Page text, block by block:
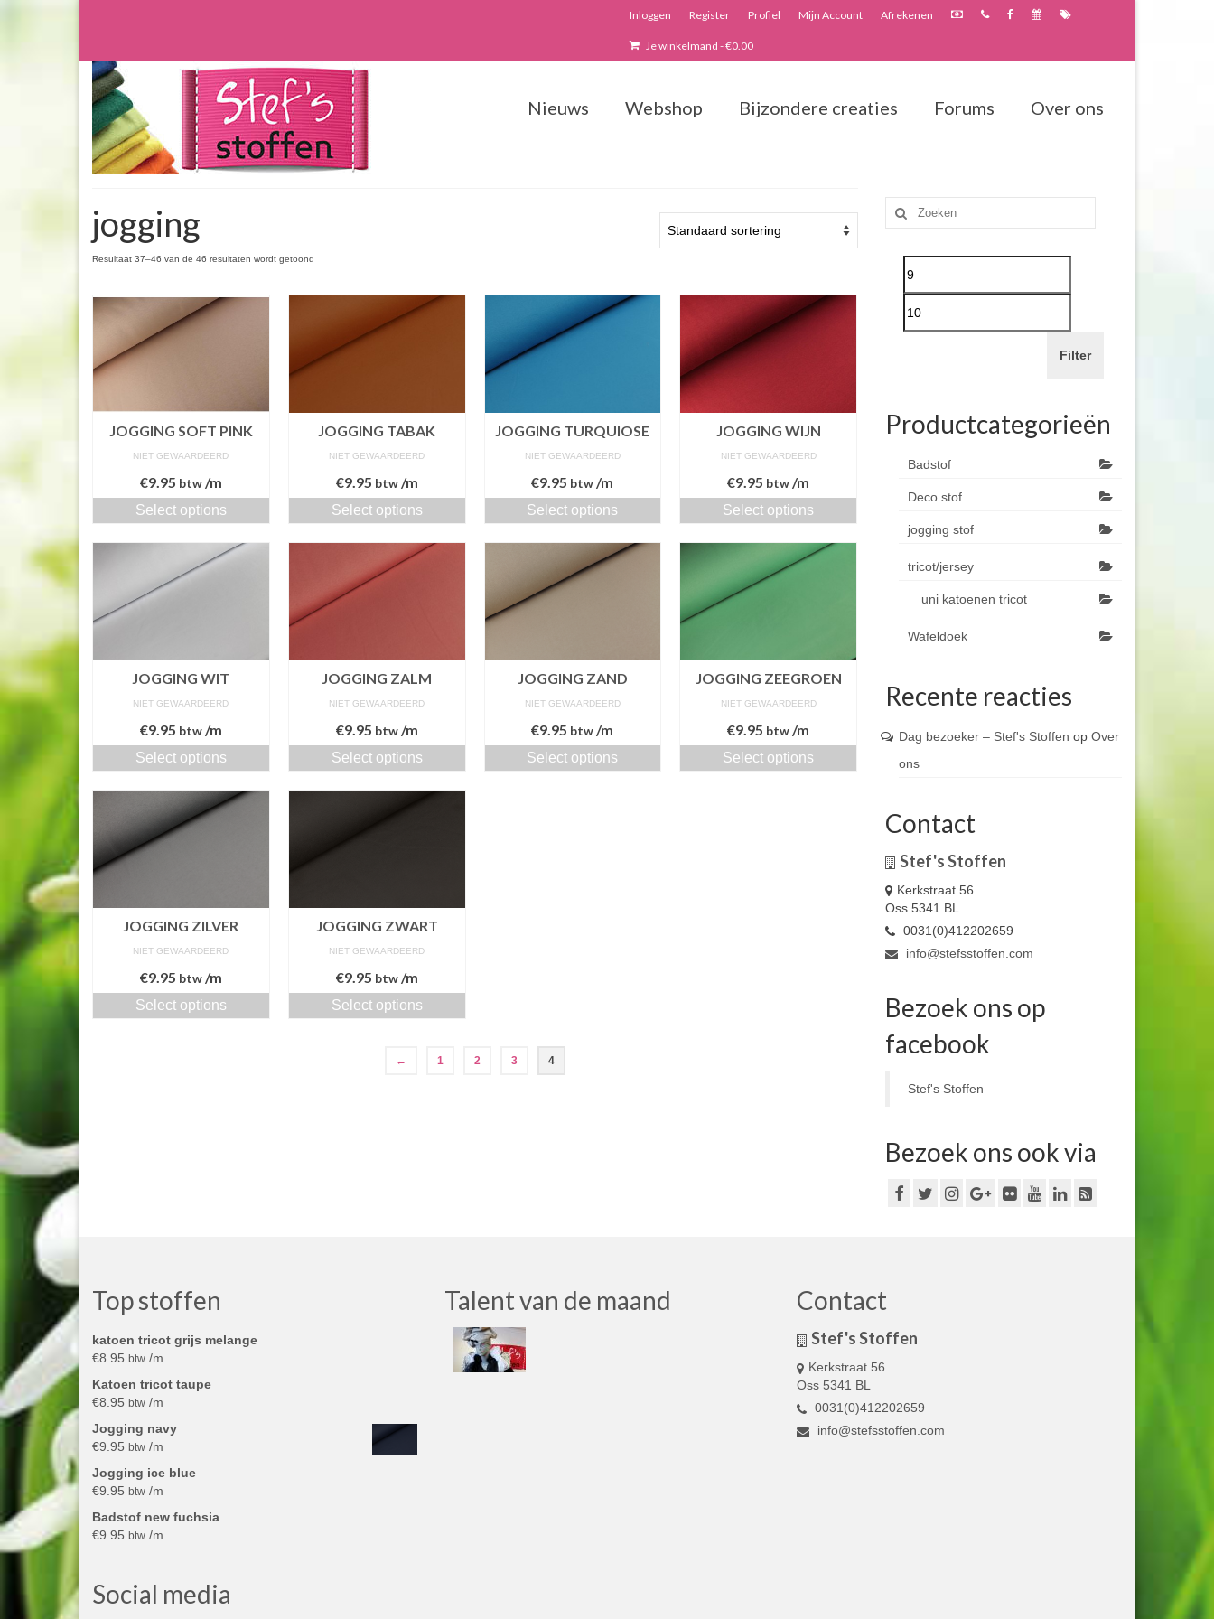
Inloggen Register Profiel Mijn Account Afrekenen
Je winkelmand -€0.00
Nieuws Webshop Bijzondere creaties Forums Over ons
jogging
Resultaat 37–46 van de 46 resultaten wordt getoond
JOGGING SOFT PINK
NIET GEWAARDEERD
€9.95 btw/m
Select options
JOGGING TABAK
NIET GEWAARDEERD
€9.95 btw/m
Select options
JOGGING TURQUIOSE
NIET GEWAARDEERD
€9.95 btw /m
Select options
JOGGING WIJN
NIET GEWAARDEERD
€9.95 btw /m
Select options
JOGGING WIT
NIET GEWAARDEERD
€9.95 btw/m
Select options
JOGGING ZALM
NIET GEWAARDEERD
€9.95 btw/m
Select options
JOGGING ZAND
NIET GEWAARDEERD
€9.95 btw /m
Select options
JOGGING ZEEGROEN
NIET GEWAARDEERD
€9.95 btw /m
Select options
JOGGING ZILVER
NIET GEWAARDEERD
€9.95 btw/m
Select options
JOGGING ZWART
NIET GEWAARDEERD
€9.95 btw/m
Select options
← 1 2 3 4
Zoeken
naar:
Filter
Productcategorieën
Badstof
Deco stof
jogging stof
tricot/jersey
uni katoenen tricot
Wafeldoek
Recente reacties
Dag bezoeker – Stef's Stoffen op Over
ons
Contact
Stef's Stoffen
Kerkstraat 56
Oss 5341 BL
0031(0)412202659
info@stefsstoffen.com
Bezoek ons op
facebook
Stef's Stoffen
Bezoek ons ook via
Top stoffen
katoen tricot grijs melange
€8.95 btw /m
Katoen tricot taupe
€8.95 btw /m
Jogging navy
€9.95 btw /m
Jogging ice blue
€9.95 btw /m
Badstof new fuchsia
€9.95 btw /m
Social media
Talent van de maand Contact
Stef's Stoffen
Kerkstraat 56
Oss 5341 BL
0031(0)412202659
info@stefsstoffen.com